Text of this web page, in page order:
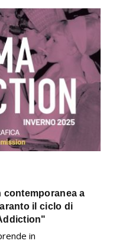
contemporanea a
il ciclo di
in